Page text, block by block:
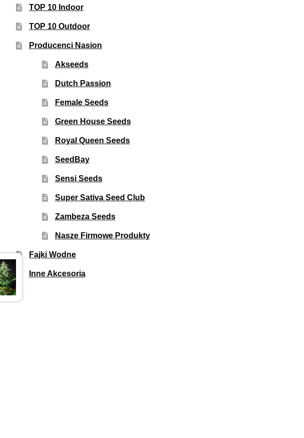
TOP 10 Indoor
TOP 10 Outdoor
Producenci Nasion
Akseeds
Dutch Passion
Female Seeds
Green House Seeds
Royal Queen Seeds
SeedBay
Sensi Seeds
Super Sativa Seed Club
Zambeza Seeds
Nasze Firmowe Produkty
Fajki Wodne
Inne Akcesoria